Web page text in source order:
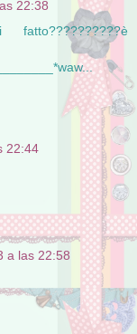
22:38
22:44
a las 22:58